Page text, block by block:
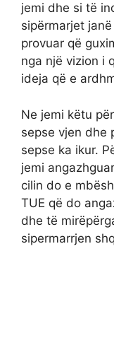
jemi dhe si të
sipërmarjet
provuar që
nga një vizion i
ideja që e
Ne jemi këtu
sepse vjen dhe
sepse ka ikur.
jemi
cilin do e
TUE që do
dhe të
sipermarrjen